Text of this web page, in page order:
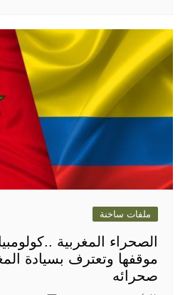
ملفات ساخنة
الصحراء المغربية
موقفها وتعترف بسيادة
صحرائه